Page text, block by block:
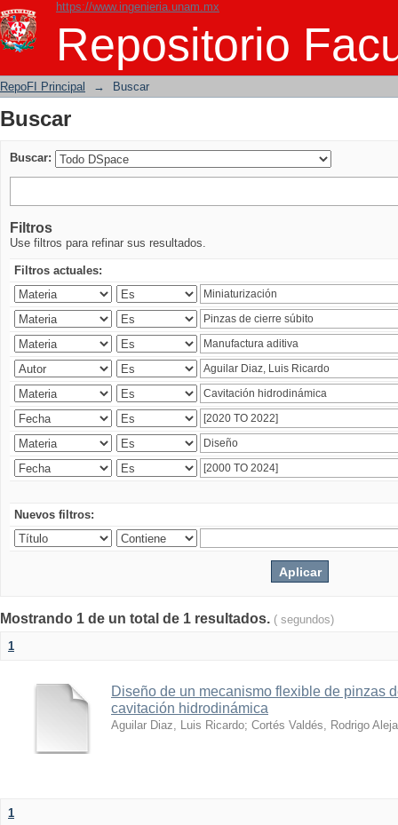
https://www.ingenieria.unam.mx
Repositorio
Buscar
RepoFI Principal → Buscar
Buscar
Buscar:
Filtros
Use filtros para refinar sus resultados.
Filtros actuales:
Nuevos filtros:
Mostrando 1 de un total de 1 resultados. ( segundos)
1
Diseño de un mecanismo flexible de pinzas
cavitación hidrodinámica
Aguilar Diaz, Luis Ricardo; Cortés Valdés, Rodrigo
1